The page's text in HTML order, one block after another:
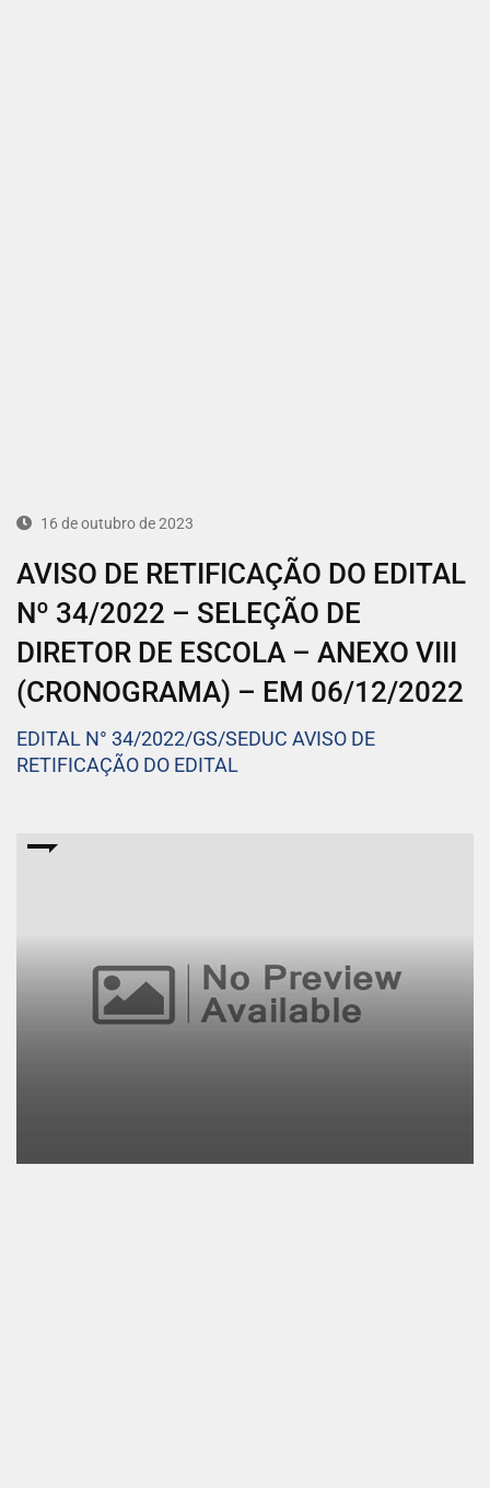
16 de outubro de 2023
AVISO DE RETIFICAÇÃO DO EDITAL
Nº 34/2022 – SELEÇÃO DE
DIRETOR DE ESCOLA – ANEXO VIII
(CRONOGRAMA) – EM 06/12/2022
EDITAL N° 34/2022/GS/SEDUC AVISO DE
RETIFICAÇÃO DO EDITAL